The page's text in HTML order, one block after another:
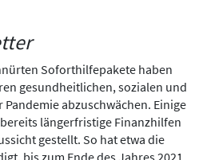
Soforthilfepakete haben
gesundheitlichen, sozialen und
abzuschwächen. Einige
längerfristige Finanzhilfen
gestellt. So hat etwa die
bis zum Ende des Jahres 2021